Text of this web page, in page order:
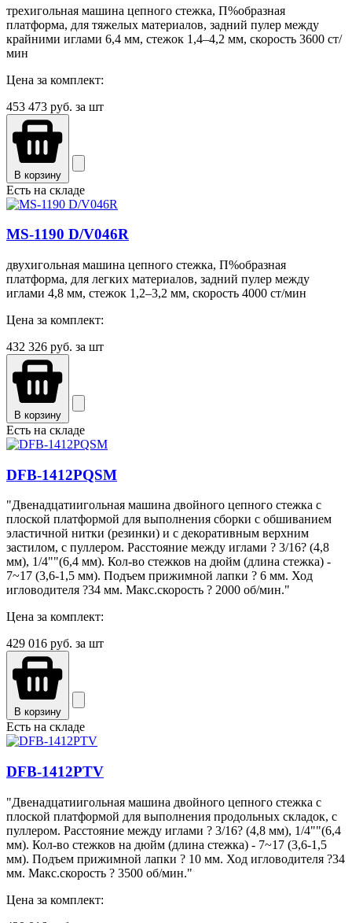
трехигольная машина цепного стежка, П%образная
платформа, для тяжелых материалов, задний пулер между
крайними иглами 6,4 мм, стежок 1,4–4,2 мм, скорость 3600 ст/
мин
Цена за комплект:
453 473 руб. за шт
В корзину
Есть на складе
MS-1190 D/V046R
двухигольная машина цепного стежка, П%образная
платформа, для легких материалов, задний пулер между
иглами 4,8 мм, стежок 1,2–3,2 мм, скорость 4000 ст/мин
Цена за комплект:
432 326 руб. за шт
В корзину
Есть на складе
DFB-1412PQSM
"Двенадцатиигольная машина двойного цепного стежка с
плоской платформой для выполнения сборки с обшиванием
эластичной нитки (резинки) и с декоративным верхним
застилом, с пуллером. Расстояние между иглами ? 3/16? (4,8
мм), 1/4""(6,4 мм). Кол-во стежков на дюйм (длина стежка) -
7~17 (3,6-1,5 мм). Подъем прижимной лапки ? 6 мм. Ход
игловодителя ?34 мм. Макс.скорость ? 2000 об/мин."
Цена за комплект:
429 016 руб. за шт
В корзину
Есть на складе
DFB-1412PTV
"Двенадцатиигольная машина двойного цепного стежка с
плоской платформой для выполнения продольных складок, с
пуллером. Расстояние между иглами ? 3/16? (4,8 мм), 1/4""(6,4
мм). Кол-во стежков на дюйм (длина стежка) - 7~17 (3,6-1,5
мм). Подъем прижимной лапки ? 10 мм. Ход игловодителя ?34
мм. Макс.скорость ? 3500 об/мин."
Цена за комплект: